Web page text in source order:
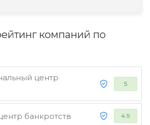
компаний по
центр
5
банкротств 4.9